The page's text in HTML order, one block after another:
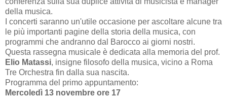
della musica.
I concerti saranno un'utile occasione per ascoltare alcune tra
le più importanti pagine della storia della musica, con
programmi che andranno dal Barocco ai giorni nostri.
Questa rassegna musicale è dedicata alla memoria del prof.
Elio Matassi, insigne filosofo della musica, vicino a Roma
Tre Orchestra fin dalla sua nascita.
Programma del primo appuntamento:
Mercoledì 13 novembre ore 17